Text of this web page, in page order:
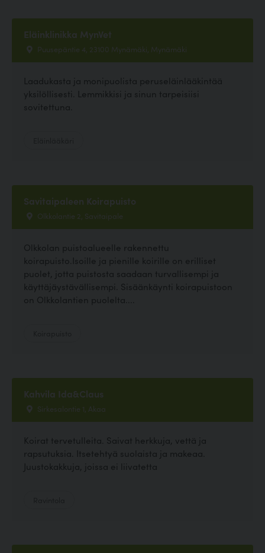
Eläinklinikka MynVet
Puusepäntie 4, 23100 Mynämäki, Mynämäki
Laadukasta ja monipuolista peruseläinlääkintää
yksilöllisesti. Lemmikkisi ja sinun tarpeisiisi
sovitettuna.
Savitaipaleen Koirapuisto
Olkkolantie 2, Savitaipale
Olkkolan puistoalueelle rakennettu
koirapuisto.Isoille ja pienille koirille on erilliset
puolet, jotta puistosta saadaan turvallisempi ja
käyttäjäystävällisempi. Sisäänkäynti koirapuistoon
on Olkkolantien puolelta....
Kahvila Ida&Claus
Sirkesalontie 1, Akaa
Koirat tervetulleita. Saivat herkkuja, vettä ja
rapsutuksia. Itsetehtyä suolaista ja makeaa.
Juustokakkuja, joissa ei liivatetta